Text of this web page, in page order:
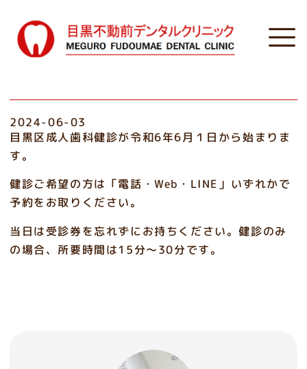
2024-06-03
目黒区成人歯科健診が令和6年6月１日から始まりま
す。
健診ご希望の方は「電話・Web・LINE」いずれかで
予約をお取りください。
当日は受診券を忘れずにお持ちください。健診のみ
の場合、所要時間は15分～30分です。